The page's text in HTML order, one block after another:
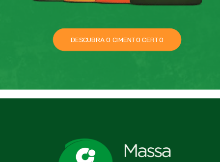
DESCUBRA O CIMENTO CERTO